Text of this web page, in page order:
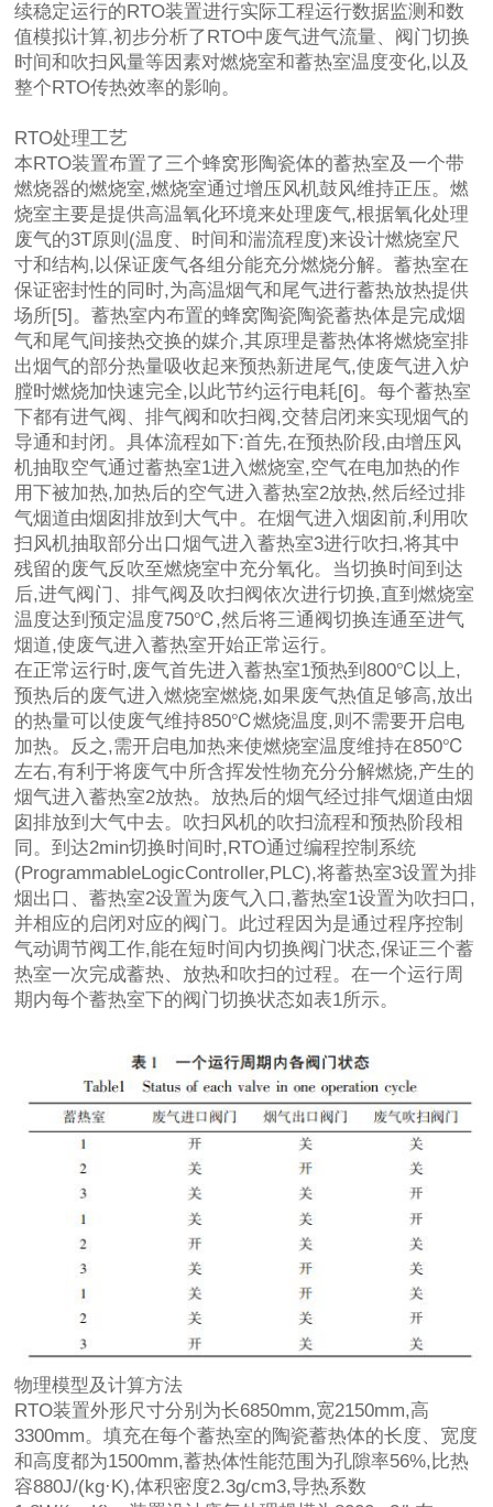
续稳定运行的RTO装置进行实际工程运行数据监测和数
值模拟计算,初步分析了RTO中废气进气流量、阀门切换
时间和吹扫风量等因素对燃烧室和蓄热室温度变化,以及
整个RTO传热效率的影响。
RTO处理工艺
本RTO装置布置了三个蜂窝形陶瓷体的蓄热室及一个带
燃烧器的燃烧室,燃烧室通过增压风机鼓风维持正压。燃
烧室主要是提供高温氧化环境来处理废气,根据氧化处理
废气的3T原则(温度、时间和湍流程度)来设计燃烧室尺
寸和结构,以保证废气各组分能充分燃烧分解。蓄热室在
保证密封性的同时,为高温烟气和尾气进行蓄热放热提供
场所[5]。蓄热室内布置的蜂窝陶瓷陶瓷蓄热体是完成烟
气和尾气间接热交换的媒介,其原理是蓄热体将燃烧室排
出烟气的部分热量吸收起来预热新进尾气,使废气进入炉
膛时燃烧加快速完全,以此节约运行电耗[6]。每个蓄热室
下都有进气阀、排气阀和吹扫阀,交替启闭来实现烟气的
导通和封闭。具体流程如下:首先,在预热阶段,由增压风
机抽取空气通过蓄热室1进入燃烧室,空气在电加热的作
用下被加热,加热后的空气进入蓄热室2放热,然后经过排
气烟道由烟囱排放到大气中。在烟气进入烟囱前,利用吹
扫风机抽取部分出口烟气进入蓄热室3进行吹扫,将其中
残留的废气反吹至燃烧室中充分氧化。当切换时间到达
后,进气阀门、排气阀及吹扫阀依次进行切换,直到燃烧室
温度达到预定温度750℃,然后将三通阀切换连通至进气
烟道,使废气进入蓄热室开始正常运行。
在正常运行时,废气首先进入蓄热室1预热到800℃以上,
预热后的废气进入燃烧室燃烧,如果废气热值足够高,放出
的热量可以使废气维持850℃燃烧温度,则不需要开启电
加热。反之,需开启电加热来使燃烧室温度维持在850℃
左右,有利于将废气中所含挥发性物充分分解燃烧,产生的
烟气进入蓄热室2放热。放热后的烟气经过排气烟道由烟
囱排放到大气中去。吹扫风机的吹扫流程和预热阶段相
同。到达2min切换时间时,RTO通过编程控制系统
(ProgrammableLogicController,PLC),将蓄热室3设置为排
烟出口、蓄热室2设置为废气入口,蓄热室1设置为吹扫口,
并相应的启闭对应的阀门。此过程因为是通过程序控制
气动调节阀工作,能在短时间内切换阀门状态,保证三个蓄
热室一次完成蓄热、放热和吹扫的过程。在一个运行周
期内每个蓄热室下的阀门切换状态如表1所示。
物理模型及计算方法
RTO装置外形尺寸分别为长6850mm,宽2150mm,高
3300mm。填充在每个蓄热室的陶瓷蓄热体的长度、宽度
和高度都为1500mm,蓄热体性能范围为孔隙率56%,比热
容880J/(kg·K),体积密度2.3g/cm3,导热系数